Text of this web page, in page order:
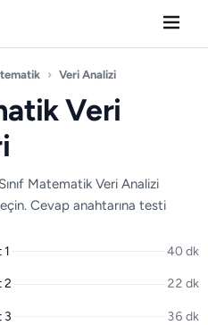
› Veri Analizi
Veri
Matematik Veri Analizi
Cevap anahtarına testi
1 40 dk
2 22 dk
3 36 dk